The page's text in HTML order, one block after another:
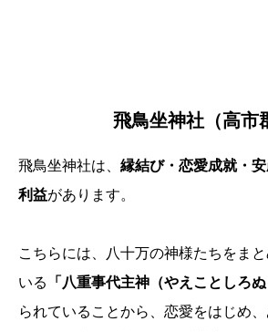
飛鳥坐神社（高市
飛鳥坐神社は、 縁結び・恋愛成就・
利益があります。
こちらには、八十万の神様たちをま
いる
「八重事代主神（やえことしろぬ
られていることから、恋愛をはじめ